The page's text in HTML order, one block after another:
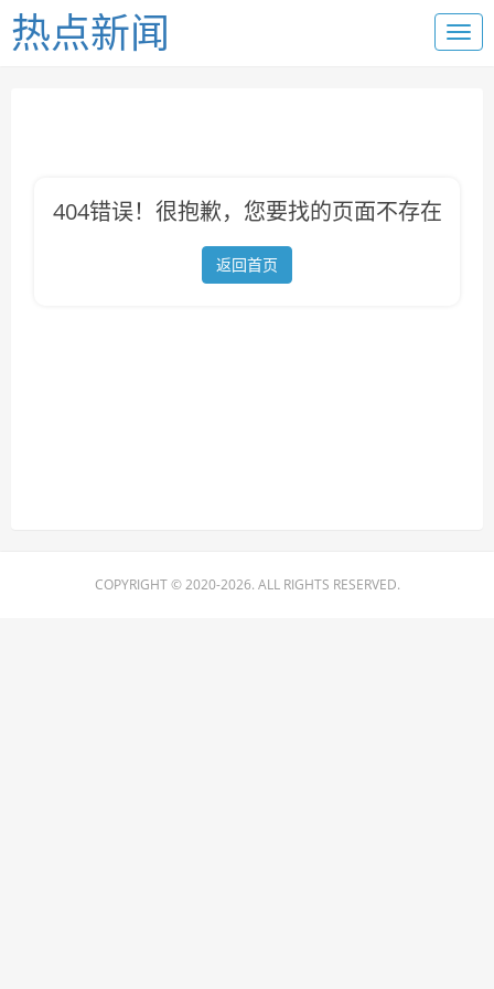
热点新闻
404错误！很抱歉，您要找的页面不存在
返回首页
COPYRIGHT © 2020-2026. ALL RIGHTS RESERVED.